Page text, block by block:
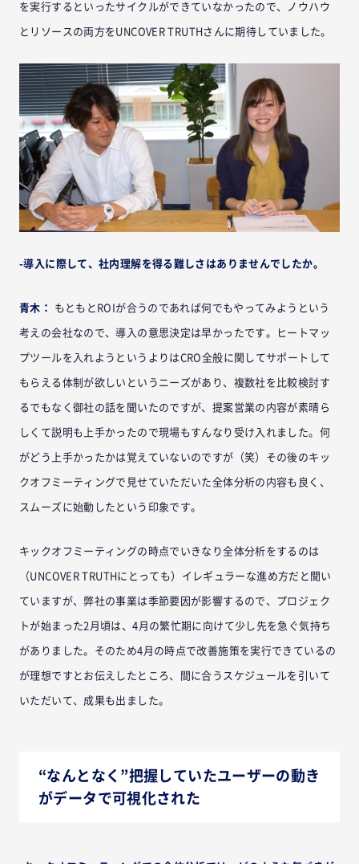
を実行するといったサイクルができていなかったので、ノウハウ
とリソースの両方をUNCOVER TRUTHさんに期待していました。
-導入に際して、社内理解を得る難しさはありませんでしたか。
青木： もともとROIが合うのであれば何でもやってみようという
考えの会社なので、導入の意思決定は早かったです。ヒートマッ
プツールを入れようというよりはCRO全般に関してサポートして
もらえる体制が欲しいというニーズがあり、複数社を比較検討す
るでもなく御社の話を聞いたのですが、提案営業の内容が素晴ら
しくて説明も上手かったので現場もすんなり受け入れました。何
がどう上手かったかは覚えていないのですが（笑）その後のキッ
クオフミーティングで見せていただいた全体分析の内容も良く、
スムーズに始動したという印象です。
キックオフミーティングの時点でいきなり全体分析をするのは
（UNCOVER TRUTHにとっても）イレギュラーな進め方だと聞い
ていますが、弊社の事業は季節要因が影響するので、プロジェク
トが始まった2月頃は、4月の繁忙期に向けて少し先を急ぐ気持ち
がありました。そのため4月の時点で改善施策を実行できているの
が理想ですとお伝えしたところ、間に合うスケジュールを引いて
いただいて、成果も出ました。
“なんとなく”把握していたユーザーの動き
がデータで可視化された